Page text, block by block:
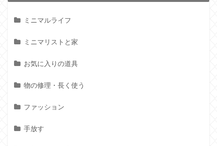
ミニマルライフ
ミニマリストと家
お気に入りの道具
物の修理・長く使う
ファッション
手放す